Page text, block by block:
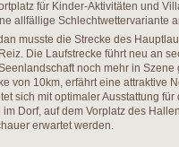
für Kinder-Aktivitäten und
allfällige Schlechtwettervariante
musste die Strecke des
Die Laufstrecke führt neu an
noch mehr in Szene
von 10km, erfährt eine attraktive
sich mit optimaler Ausstattung
Dorf, auf dem Vorplatz des
erwartet werden.